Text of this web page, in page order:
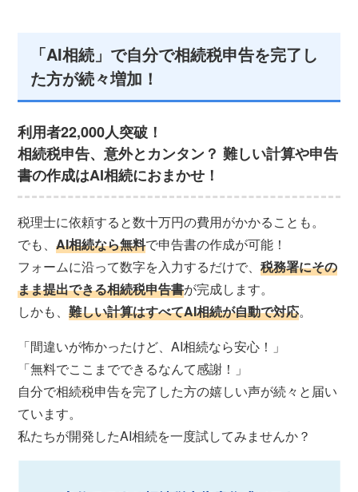
「AI相続」で自分で相続税申告を完了し
た方が続々増加！
利用者22,000人突破！
相続税申告、意外とカンタン？ 難しい計算や申告
書の作成はAI相続におまかせ！
税理士に依頼すると数十万円の費用がかかることも。
でも、AI相続なら無料で申告書の作成が可能！
フォームに沿って数字を入力するだけで、税務署にその
まま提出できる相続税申告書が完成します。
しかも、難しい計算はすべてAI相続が自動で対応。
「間違いが怖かったけど、AI相続なら安心！」
「無料でここまでできるなんて感謝！」
自分で相続税申告を完了した方の嬉しい声が続々と届い
ています。
私たちが開発したAI相続を一度試してみませんか？